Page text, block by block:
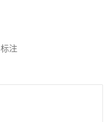
标注